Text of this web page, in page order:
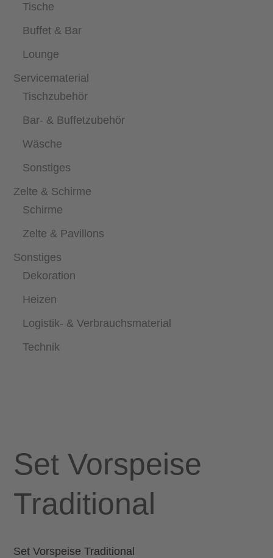
Tische
Buffet & Bar
Lounge
Servicematerial
Tischzubehör
Bar- & Buffetzubehör
Wäsche
Sonstiges
Zelte & Schirme
Schirme
Zelte & Pavillons
Sonstiges
Dekoration
Heizen
Logistik- & Verbrauchsmaterial
Technik
Set Vorspeise
Traditional
Set Vorspeise Traditional